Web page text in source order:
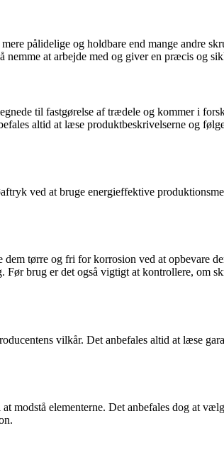
pålidelige og holdbare end mange andre
at arbejde med og giver en præcis og
til fastgørelse af trædele og kommer i
altid at læse produktbeskrivelserne og
ved at bruge energieffektive
tørre og fri for korrosion ved at opbevare
Før brug er det også vigtigt at kontrollere, om
vilkår. Det anbefales altid at læse
modstå elementerne. Det anbefales dog at